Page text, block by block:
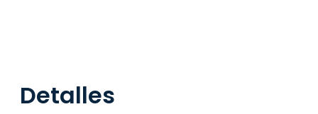
Detalles